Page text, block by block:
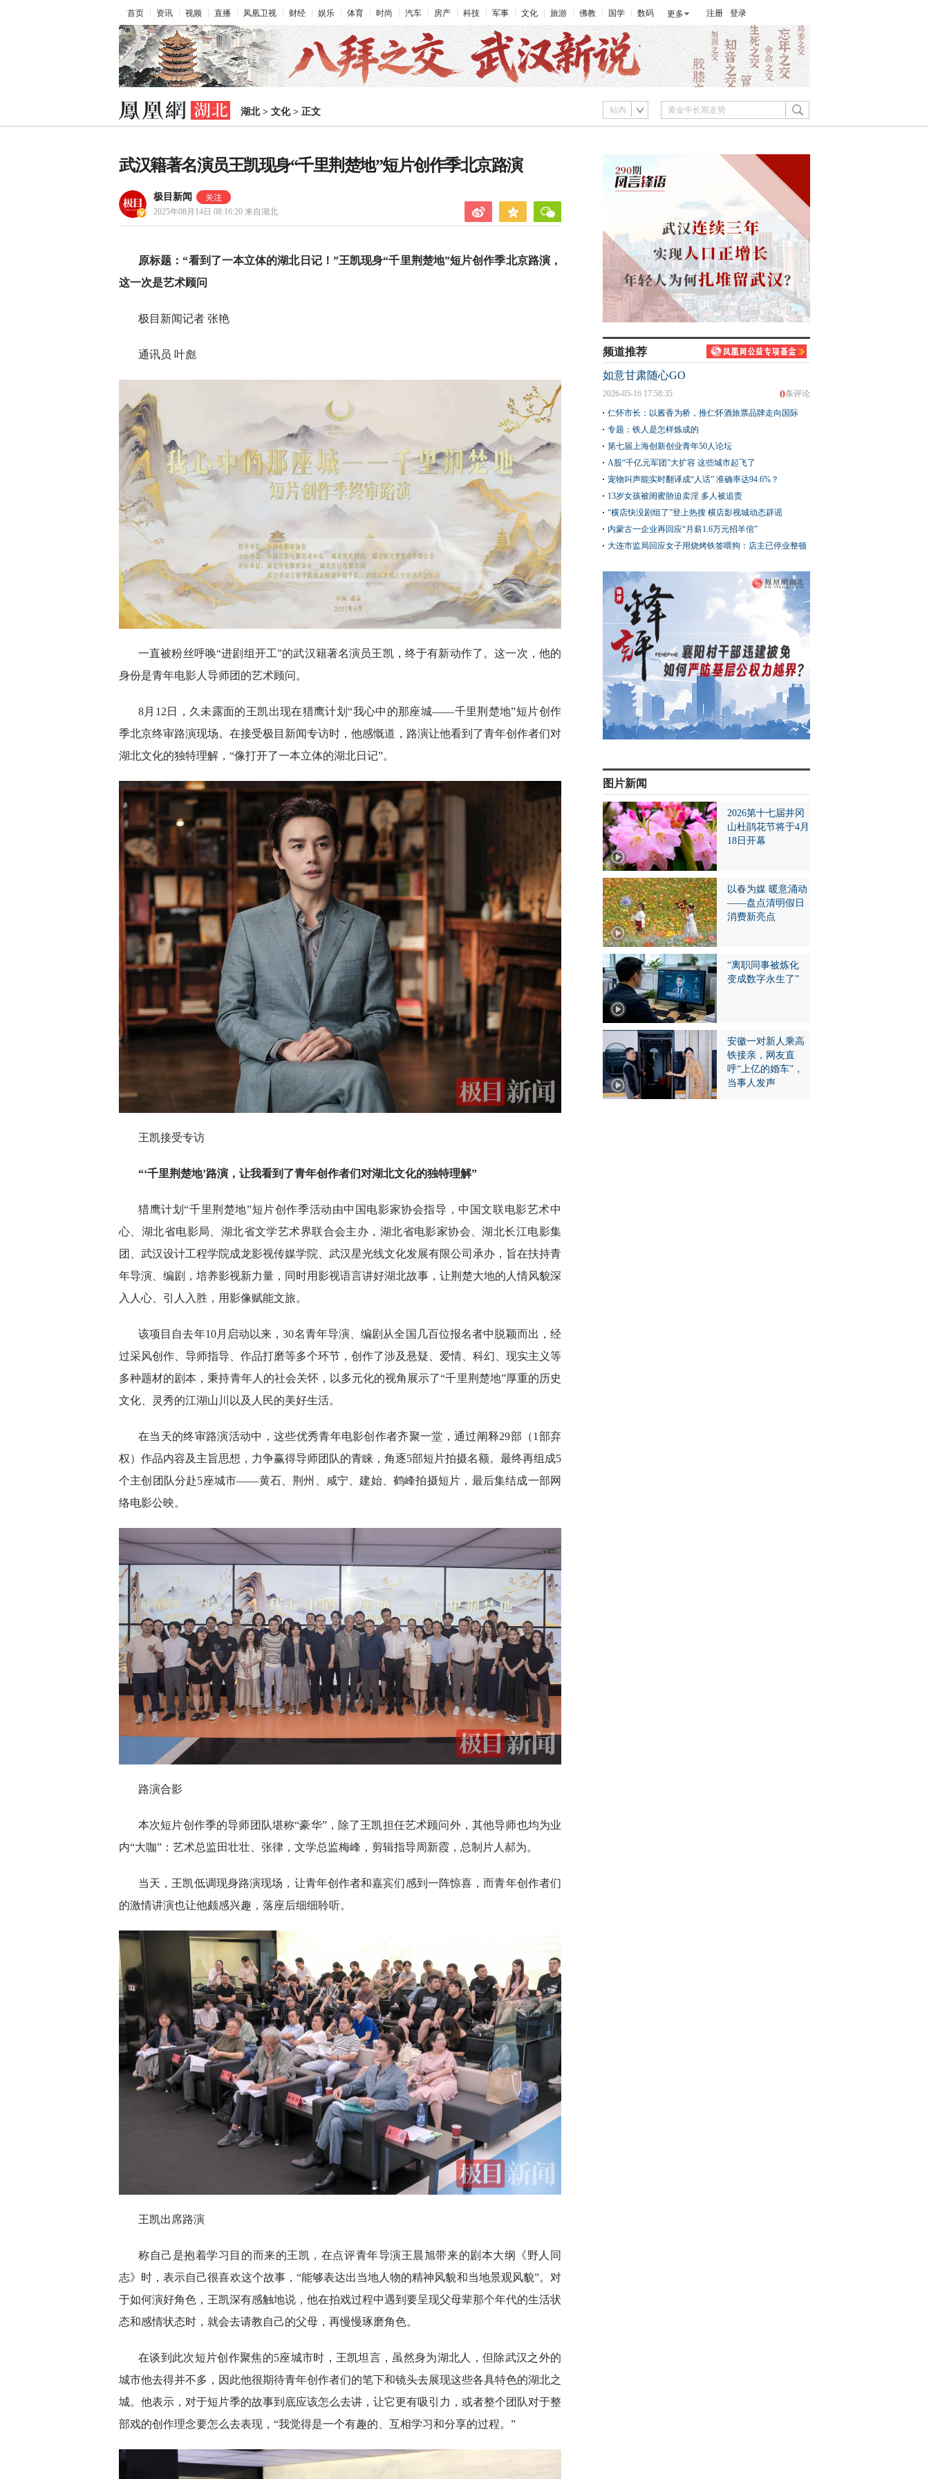
首页 资讯 视频 直播 凤凰卫视 财经 娱乐 体育 时尚 汽车 房产 科技 军事 文化 旅游 佛教 国学 数码 更多 注册 登录
湖北> 文化> 正文 站内
武汉籍著名演员王凯现身“千里荆楚地”短片创作季北京路演
极目新闻
2025年08月14日 08:16:20 来自湖北
原标题：“看到了一本立体的湖北日记！”王凯现身“千里荆楚地”短片创作季北京路演，
这一次是艺术顾问
极目新闻记者 张艳
通讯员 叶彪
一直被粉丝呼唤“进剧组开工”的武汉籍著名演员王凯，终于有新动作了。这一次，他的
身份是青年电影人导师团的艺术顾问。
8月12日，久未露面的王凯出现在猎鹰计划“我心中的那座城——千里荆楚地”短片创作
季北京终审路演现场。在接受极目新闻专访时，他感慨道，路演让他看到了青年创作者们对
湖北文化的独特理解，“像打开了一本立体的湖北日记”。
王凯接受专访
“‘千里荆楚地’路演，让我看到了青年创作者们对湖北文化的独特理解”
猎鹰计划“千里荆楚地”短片创作季活动由中国电影家协会指导，中国文联电影艺术中
心、湖北省电影局、湖北省文学艺术界联合会主办，湖北省电影家协会、湖北长江电影集
团、武汉设计工程学院成龙影视传媒学院、武汉星光线文化发展有限公司承办，旨在扶持青
年导演、编剧，培养影视新力量，同时用影视语言讲好湖北故事，让荆楚大地的人情风貌深
入人心、引人入胜，用影像赋能文旅。
该项目自去年10月启动以来，30名青年导演、编剧从全国几百位报名者中脱颖而出，经
过采风创作、导师指导、作品打磨等多个环节，创作了涉及悬疑、爱情、科幻、现实主义等
多种题材的剧本，秉持青年人的社会关怀，以多元化的视角展示了“千里荆楚地”厚重的历史
文化、灵秀的江湖山川以及人民的美好生活。
在当天的终审路演活动中，这些优秀青年电影创作者齐聚一堂，通过阐释29部（1部弃
权）作品内容及主旨思想，力争赢得导师团队的青睐，角逐5部短片拍摄名额。最终再组成5
个主创团队分赴5座城市——黄石、荆州、咸宁、建始、鹤峰拍摄短片，最后集结成一部网
络电影公映。
路演合影
本次短片创作季的导师团队堪称“豪华”，除了王凯担任艺术顾问外，其他导师也均为业
内“大咖”：艺术总监田壮壮、张律，文学总监梅峰，剪辑指导周新霞，总制片人郝为。
当天，王凯低调现身路演现场，让青年创作者和嘉宾们感到一阵惊喜，而青年创作者们
的激情讲演也让他颇感兴趣，落座后细细聆听。
王凯出席路演
称自己是抱着学习目的而来的王凯，在点评青年导演王晨旭带来的剧本大纲《野人同
志》时，表示自己很喜欢这个故事，“能够表达出当地人物的精神风貌和当地景观风貌”。对
于如何演好角色，王凯深有感触地说，他在拍戏过程中遇到要呈现父母辈那个年代的生活状
态和感情状态时，就会去请教自己的父母，再慢慢琢磨角色。
在谈到此次短片创作聚焦的5座城市时，王凯坦言，虽然身为湖北人，但除武汉之外的
城市他去得并不多，因此他很期待青年创作者们的笔下和镜头去展现这些各具特色的湖北之
城。他表示，对于短片季的故事到底应该怎么去讲，让它更有吸引力，或者整个团队对于整
部戏的创作理念要怎么去表现，“我觉得是一个有趣的、互相学习和分享的过程。”
频道推荐
如意甘肃随心GO
0条评论
2026-05-16 17:58:35
仁怀市长：以酱香为桥，推仁怀酒旅票品牌走向国际
专题：铁人是怎样炼成的
第七届上海创新创业青年50人论坛
A股“千亿元军团”大扩容 这些城市起飞了
宠物叫声能实时翻译成“人话” 准确率达94.6%？
13岁女孩被闺蜜胁迫卖淫 多人被追责
“横店快没剧组了”登上热搜 横店影视城动态辟谣
内蒙古一企业再回应“月薪1.6万元招羊倌”
大连市监局回应女子用烧烤铁签喂狗：店主已停业整顿
图片新闻
2026第十七届井冈
山杜鹃花节将于4月
18日开幕
以春为媒 暖意涌动
——盘点清明假日
消费新亮点
“离职同事被炼化
变成数字永生了”
安徽一对新人乘高
铁接亲，网友直
呼“上亿的婚车”，
当事人发声